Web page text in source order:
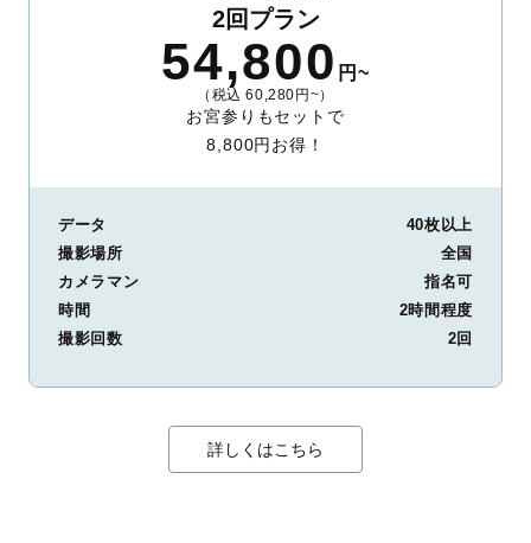
2回プラン
54,800 円~
（税込 60,280円~）
お宮参りもセットで
8,800円お得！
データ
40枚以上
撮影場所
全国
カメラマン
指名可
時間
2時間程度
撮影回数
2回
詳しくはこちら